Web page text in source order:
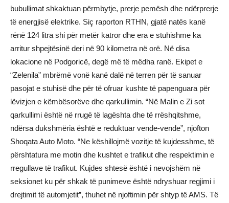
bubullimat shkaktuan përmbytje, prerje pemësh dhe ndërprerje
të energjisë elektrike. Siç raporton RTHN, gjatë natës kanë
rënë 124 litra shi për metër katror dhe era e stuhishme ka
arritur shpejtësinë deri në 90 kilometra në orë. Në disa
lokacione në Podgoricë, degë më të mëdha ranë. Ekipet e
“Zelenila” mbrëmë vonë kanë dalë në terren për të sanuar
pasojat e stuhisë dhe për të ofruar kushte të papenguara për
lëvizjen e këmbësorëve dhe qarkullimin. “Në Malin e Zi sot
qarkullimi është në rrugë të lagështa dhe të rrëshqitshme,
ndërsa dukshmëria është e reduktuar vende-vende”, njofton
Shoqata Auto Moto. “Ne këshillojmë vozitje të kujdesshme, të
përshtatura me motin dhe kushtet e trafikut dhe respektimin e
rregullave të trafikut. Kujdes shtesë është i nevojshëm në
seksionet ku për shkak të punimeve është ndryshuar regjimi i
drejtimit të automjetit”, thuhet në njoftimin për shtyp të AMS. Të